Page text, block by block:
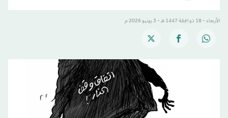
الأربعاء - 18 ذو الحِجّة 1447 هـ - 3 يونيو 2026 م